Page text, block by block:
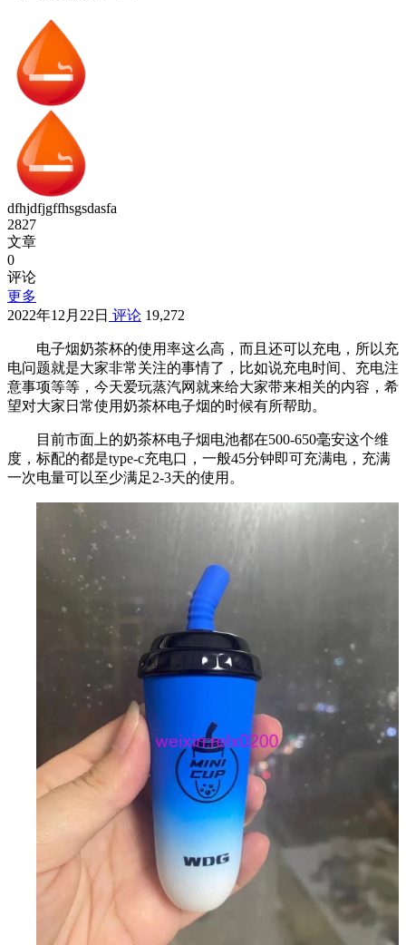
dfhjdfjgffhsgsdasfa
2827
文章
0
评论
更多
2022年12月22日 评论 19,272
电子烟奶茶杯的使用率这么高，而且还可以充电，所以充
电问题就是大家非常关注的事情了，比如说充电时间、充电注
意事项等等，今天爱玩蒸汽网就来给大家带来相关的内容，希
望对大家日常使用奶茶杯电子烟的时候有所帮助。
目前市面上的奶茶杯电子烟电池都在500-650毫安这个维
度，标配的都是type-c充电口，一般45分钟即可充满电，充满
一次电量可以至少满足2-3天的使用。